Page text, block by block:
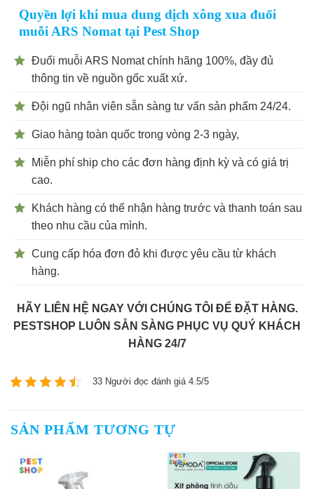
Quyền lợi khi mua dung dịch xông xua đuổi
muỗi ARS Nomat tại Pest Shop
Đuổi muỗi ARS Nomat chính hãng 100%, đầy đủ
thông tin về nguồn gốc xuất xứ.
Đội ngũ nhân viên sẵn sàng tư vấn sản phẩm 24/24.
Giao hàng toàn quốc trong vòng 2-3 ngày,
Miễn phí ship cho các đơn hàng định kỳ và có giá trị
cao.
Khách hàng có thể nhận hàng trước và thanh toán sau
theo nhu cầu của mình.
Cung cấp hóa đơn đỏ khi được yêu cầu từ khách
hàng.
HÃY LIÊN HỆ NGAY VỚI CHÚNG TÔI ĐỂ ĐẶT HÀNG.
PESTSHOP LUÔN SẴN SÀNG PHỤC VỤ QUÝ KHÁCH
HÀNG 24/7
33 Người đọc đánh giá 4.5/5
SẢN PHẨM TƯƠNG TỰ